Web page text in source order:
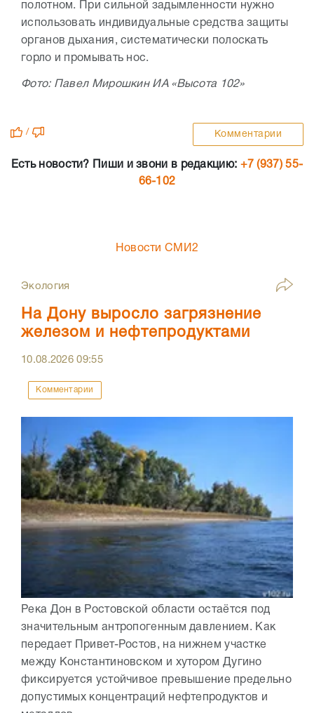
полотном. При сильной задымленности нужно
использовать индивидуальные средства защиты
органов дыхания, систематически полоскать
горло и промывать нос.
Фото: Павел Мирошкин ИА «Высота 102»
/ Комментарии
Есть новости? Пиши и звони в редакцию: +7 (937) 55-
66-102
Новости СМИ2
Экология
На Дону выросло загрязнение
железом и нефтепродуктами
10.08.202609:55
Комментарии
Река Дон в Ростовской области остаётся под
значительным антропогенным давлением. Как
передает Привет-Ростов, на нижнем участке
между Константиновском и хутором Дугино
фиксируется устойчивое превышение предельно
допустимых концентраций нефтепродуктов и